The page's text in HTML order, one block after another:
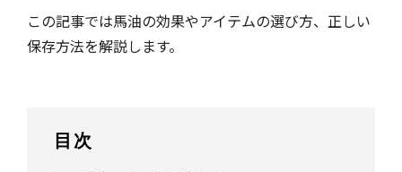
この記事では馬油の効果やアイテムの選び方、正しい
保存方法を解説します。
目次